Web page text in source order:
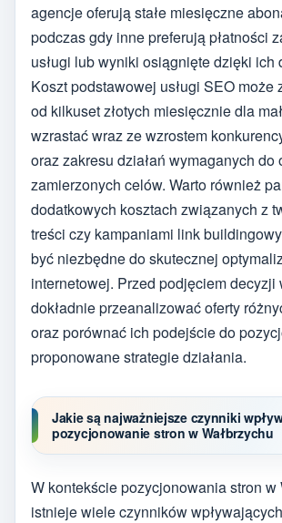
agencje oferują stałe miesięczne
podczas gdy inne preferują płatności
usługi lub wyniki osiągnięte dzięki ich
Koszt podstawowej usługi SEO może
od kilkuset złotych miesięcznie dla
wzrastać wraz ze wzrostem
oraz zakresu działań wymaganych do
zamierzonych celów. Warto również
dodatkowych kosztach związanych z
treści czy kampaniami link
być niezbędne do skutecznej
internetowej. Przed podjęciem decyzji
dokładnie przeanalizować oferty
oraz porównać ich podejście do
proponowane strategie działania.
Jakie są najważniejsze czynniki
pozycjonowanie stron w Wałbrzychu
W kontekście pozycjonowania stron w
istnieje wiele czynników